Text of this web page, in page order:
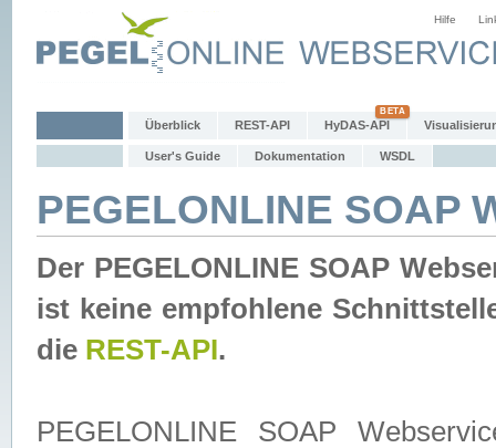
Hilfe
Überblick REST-API HyDAS-API
User's Guide Dokumentation WSDL
PEGELONLINE SOAP
Der PEGELONLINE SOAP
ist keine empfohlene
die REST-API.
PEGELONLINE SOAP